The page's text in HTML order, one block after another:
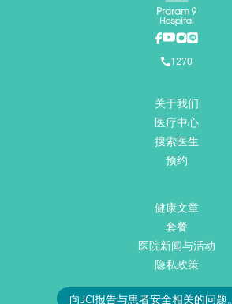
1270
关于我们
医疗中心
搜索医生
预约
健康文章
套餐
医院新闻与活动
隐私政策
向JCI报告与患者安全相关的问题。